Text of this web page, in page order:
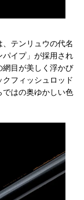
テンリュウの代名
パイプ」が採用され
網目が美しく浮かび
クフィッシュロッド
ではの奥ゆかしい色